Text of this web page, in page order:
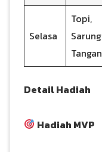
Selasa
Topi,
Sarung
Tangan
Detail Hadiah
Hadiah MVP